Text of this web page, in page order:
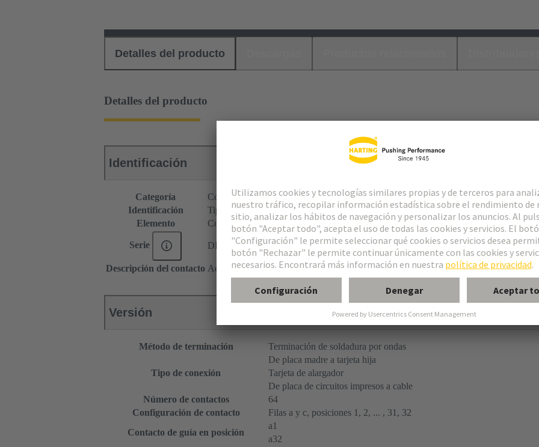
Detalles del producto
Detalles del producto
Identificación
Categoría
Conectores
Identificación
Tipo C
Elemento
Conector macho
Serie DIN 41612
Descripción del contacto Acodado
Versión
Método de terminación Terminación de soldadura por ondas
Tipo de conexión
De placa madre a tarjeta hija
Tarjeta de alargador
De placa de circuitos impresos a cable
Número de contactos
64
Configuración de contacto
Filas a y c, posiciones 1, 2, ... , 31, 32
Contacto de guía en posición
a1
a32